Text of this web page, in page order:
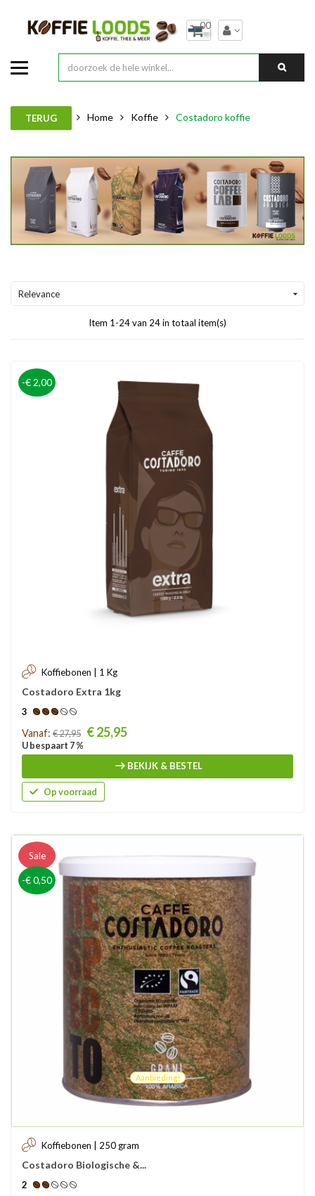
00
TERUG Home Koffie Costadoro koffie
Relevance 
Item 1-24 van 24 in totaal item(s)
-€ 2,00
Koffiebonen | 1 Kg
Costadoro Extra 1kg
3
Prijs
Vanaf: € 27,95 € 25,95
U bespaart 7 %
BEKIJK & BESTEL
Op voorraad
Sale
-€ 0,50
Aanbieding!
Koffiebonen | 250 gram
Costadoro Biologische &...
2